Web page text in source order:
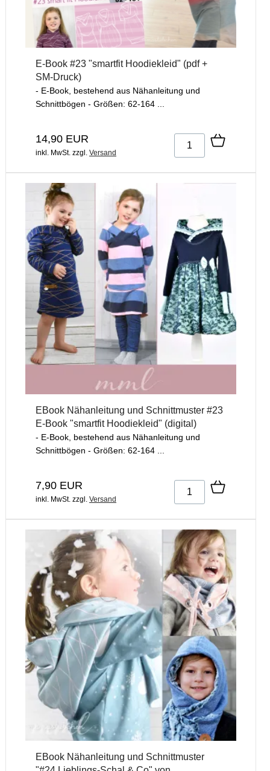
E-Book #23 "smartfit Hoodiekleid" (pdf +
SM-Druck)
- E-Book, bestehend aus Nähanleitung und
Schnittbögen - Größen: 62-164 ...
14,90 EUR
inkl. MwSt. zzgl. Versand
EBook Nähanleitung und Schnittmuster #23
E-Book "smartfit Hoodiekleid" (digital)
- E-Book, bestehend aus Nähanleitung und
Schnittbögen - Größen: 62-164 ...
7,90 EUR
inkl. MwSt. zzgl. Versand
EBook Nähanleitung und Schnittmuster